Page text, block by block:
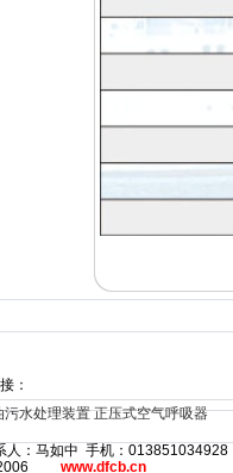
：
污水处理装置 正压式空气呼吸器
：马如中 手机：013851034928
2006 www.dfcb.cn